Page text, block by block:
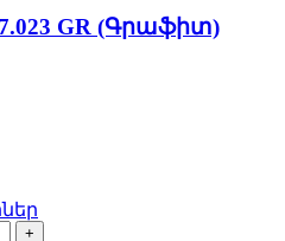
GR (Գրաֆիտ)